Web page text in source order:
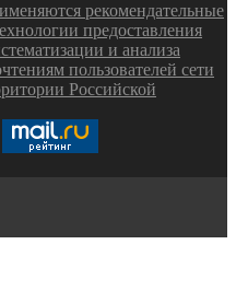
рекомендательные
предоставления
и анализа
пользователей сети
Российской